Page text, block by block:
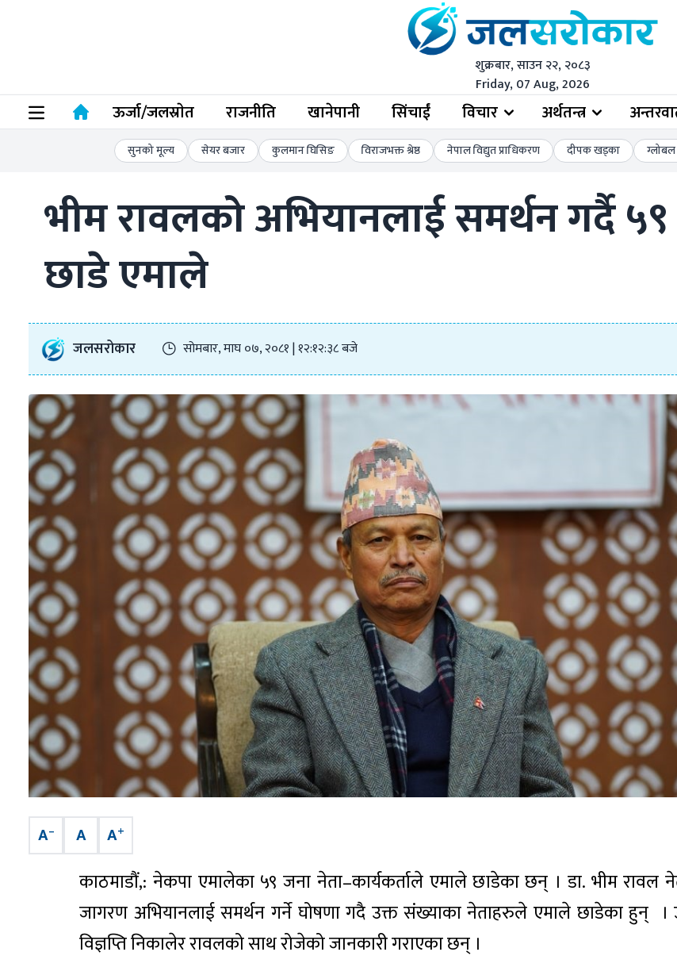
शुक्रबार, साउन २२, २०८३
Friday, 07 Aug, 2026
ऊर्जा/जलस्राेत राजनीति खानेपानी सिंचाईं विचार अर्थतन्त्र
सुनको मूल्य सेयर बजार कुलमान घिसिङ विराजभक्त श्रेष्ठ नेपाल विद्युत प्राधिकरण दीपक खड्का
भीम रावलको अभियानलाई समर्थन गर्दै
छाडे एमाले
जलसरोकार सोमबार, माघ ०७, २०८१ | १२:१२:३८ बजे
A– A A+
काठमाडौं,: नेकपा एमालेका ५९ जना नेता–कार्यकर्ताले एमाले छाडेका छन् । डा. भीम रावल
जागरण अभियानलाई समर्थन गर्ने घोषणा गदै उक्त संख्याका नेताहरुले एमाले छाडेका हुन्
विज्ञप्ति निकालेर रावलको साथ रोजेको जानकारी गराएका छन् ।